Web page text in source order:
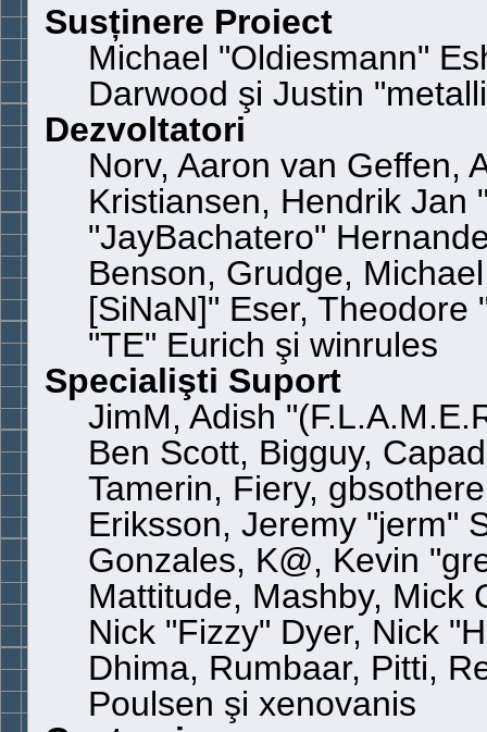
Susținere Proiect
Michael "Oldiesmann"
Darwood şi Justin
Dezvoltatori
Norv, Aaron van Geffen,
Kristiansen, Hendrik Jan
"JayBachatero"
Benson, Grudge,
[SiNaN]" Eser,
"TE" Eurich şi winrules
Specialişti Suport
JimM, Adish
Ben Scott, Bigguy,
Tamerin, Fiery,
Eriksson, Jeremy "jerm"
Gonzales, K@, Kevin
Mattitude, Mashby, Mick
Nick "Fizzy" Dyer, Nick
Dhima, Rumbaar, Pitti,
Poulsen şi xenovanis